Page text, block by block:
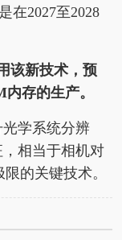
在2027至2028
该新技术，预
存的生产。
学系统分辨
相当于相机对
的关键技术。